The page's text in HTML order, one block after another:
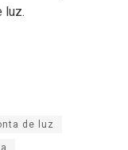
luz.
de luz